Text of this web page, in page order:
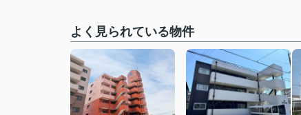
よく見られている物件